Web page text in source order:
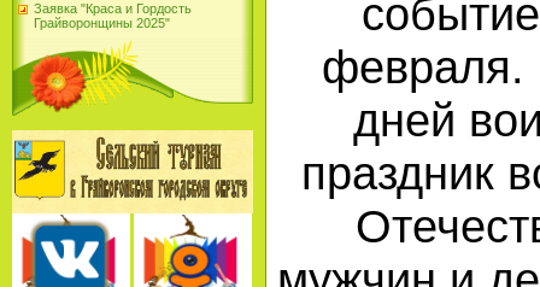
Заявка "Краса и Гордость
Грайворонщины 2025"
февраля.
дней
праздник